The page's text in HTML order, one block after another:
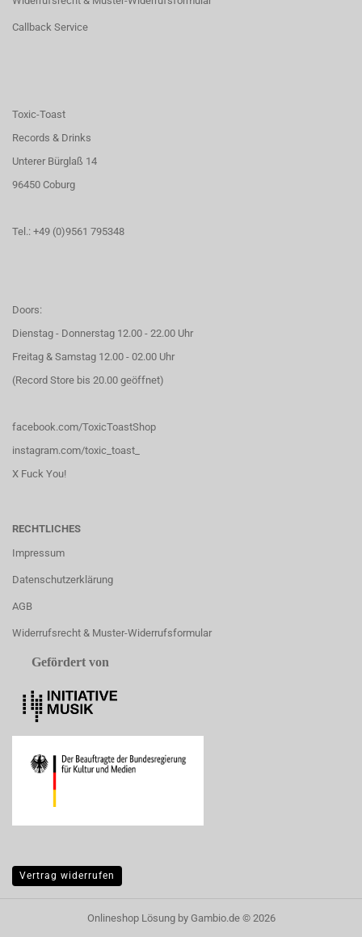
Callback Service
Toxic-Toast
Records & Drinks
Unterer Bürglaß 14
96450 Coburg
Tel.: +49 (0)9561 795348
Doors:
Dienstag - Donnerstag 12.00 - 22.00 Uhr
Freitag & Samstag 12.00 - 02.00 Uhr
(Record Store bis 20.00 geöffnet)
facebook.com/ToxicToastShop
instagram.com/toxic_toast_
X Fuck You!
RECHTLICHES
Impressum
Datenschutzerklärung
AGB
Widerrufsrecht & Muster-Widerrufsformular
Gefördert von
Vertrag widerrufen
Onlineshop Lösungby Gambio.de © 2026